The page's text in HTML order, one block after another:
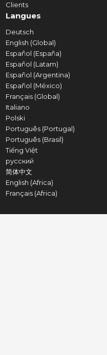
Clients
Langues
Deutsch
English (Global)
Español (España)
Español (Latam)
Español (Argentina)
Español (México)
Français (Global)
Italiano
Polski
Português (Portugal)
Português (Brasil)
Tiếng Việt
русский
简体中文
English (Africa)
Français (Africa)